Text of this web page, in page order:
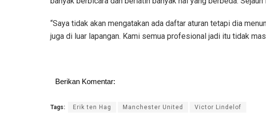
“Saya tidak akan mengatakan ada daftar aturan tetapi dia
juga di luar lapangan. Kami semua profesional jadi itu tidak
Berikan Komentar:
Tags: Erik ten Hag Manchester United Victor Lindelof